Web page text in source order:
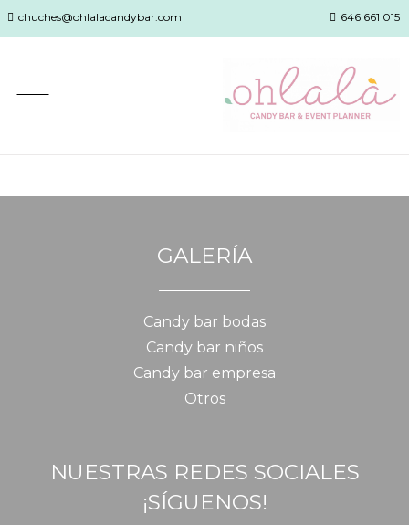
chuches@ohlalacandybar.com 646 661 015
GALERÍA
Candy bar bodas
Candy bar niños
Candy bar empresa
Otros
NUESTRAS REDES SOCIALES
¡SÍGUENOS!